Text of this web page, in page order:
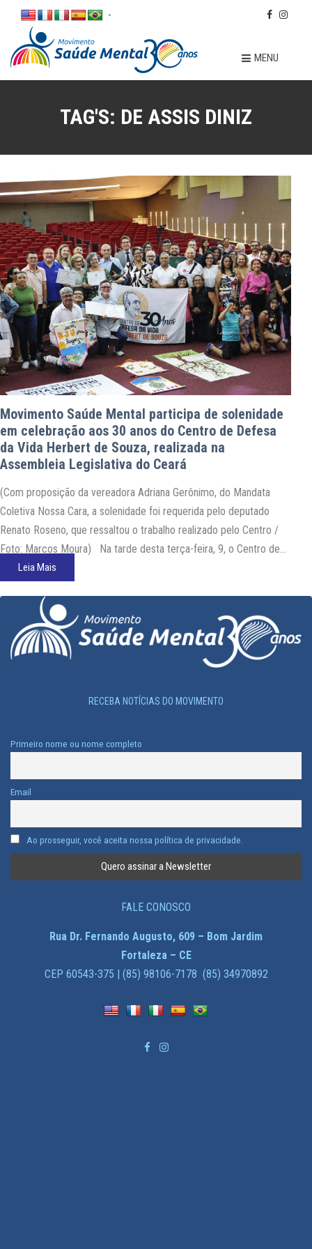
-
MENU
TAG'S: DE ASSIS DINIZ
Movimento Saúde Mental participa de solenidade
em celebração aos 30 anos do Centro de Defesa
da Vida Herbert de Souza, realizada na
Assembleia Legislativa do Ceará
(Com proposição da vereadora Adriana Gerônimo, do Mandata
Coletiva Nossa Cara, a solenidade foi requerida pelo deputado
Renato Roseno, que ressaltou o trabalho realizado pelo Centro /
Foto: Marcos Moura) Na tarde desta terça-feira, 9, o Centro de
Defesa da Vida Herbert de Souza (CDVHS) foi homenageado
Leia Mais
RECEBA NOTÍCIAS DO MOVIMENTO
Primeiro nome ou nome completo
Email
Ao prosseguir, você aceita nossa política de privacidade.
FALE CONOSCO
Rua Dr. Fernando Augusto, 609 – Bom Jardim
Fortaleza – CE
CEP 60543-375 | (85) 98106-7178 (85) 34970892